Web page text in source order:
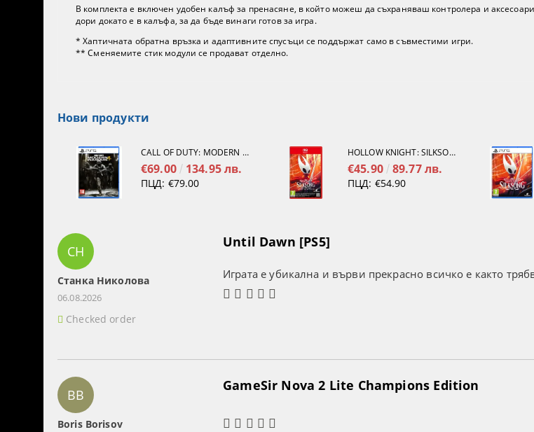
В комплекта е включен удобен калъф за пренасяне, в който можеш да съхраняваш контролера и
дори докато е в калъфа, за да бъде винаги готов за игра.
* Хаптичната обратна връзка и адаптивните спусъци се поддържат само в съвместими игри.
** Сменяемите стик модули се продават отделно.
Нови продукти
CALL OF DUTY: MODERN WARFARE 4[PS5]
€69.00 134.95 лв.
ПЦД: €79.00
HOLLOW KNIGHT: SILKSONG [NINTENDO SWITCH 2]
€45.90 89.77 лв.
ПЦД: €54.90
СН
Станка Николова
06.08.2026
Checked order
Until Dawn [PS5]
Играта е убикална и върви прекрасно всичко е както
BB
Boris Borisov
GameSir Nova 2 Lite Champions Edition